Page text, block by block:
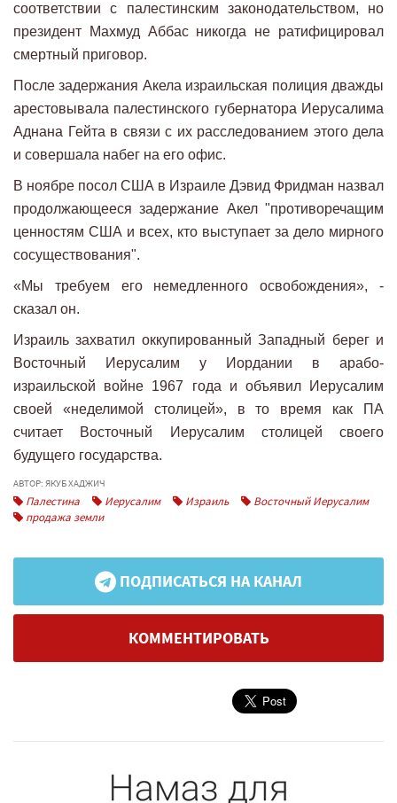
соответствии с палестинским законодательством, но
президент Махмуд Аббас никогда не ратифицировал
смертный приговор.
После задержания Акела израильская полиция дважды
арестовывала палестинского губернатора Иерусалима
Аднана Гейта в связи с их расследованием этого дела
и совершала набег на его офис.
В ноябре посол США в Израиле Дэвид Фридман назвал
продолжающееся задержание Акел "противоречащим
ценностям США и всех, кто выступает за дело мирного
сосуществования".
«Мы требуем его немедленного освобождения», -
сказал он.
Израиль захватил оккупированный Западный берег и
Восточный Иерусалим у Иордании в арабо-
израильской войне 1967 года и объявил Иерусалим
своей «неделимой столицей», в то время как ПА
считает Восточный Иерусалим столицей своего
будущего государства.
АВТОР: ЯКУБ ХАДЖИЧ
Палестина Иерусалим Израиль
Восточный Иерусалим
продажа земли
ПОДПИСАТЬСЯ НА КАНАЛ
КОММЕНТИРОВАТЬ